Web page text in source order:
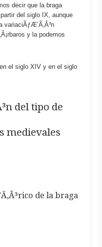
decir que la braga
del siglo IX, aunque
y la podemos
el siglo XIV y en el siglo
del tipo de
medievales
de la braga